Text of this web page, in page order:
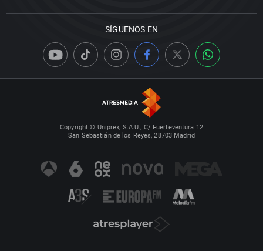
SÍGUENOS EN
Copyright © Uniprex, S.A.U., C/ Fuerteventura 12
San Sebastián de los Reyes, 28703 Madrid